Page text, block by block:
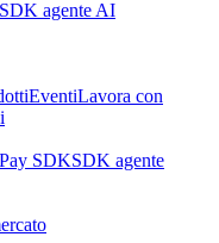
SDK agente AI
EventiLavora con
Pay SDKSDK agente